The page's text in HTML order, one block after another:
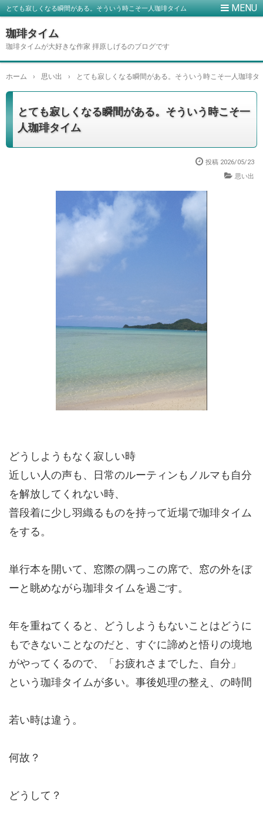
とても寂しくなる瞬間がある。そういう時こそ一人珈琲タイム
珈琲タイム
珈琲タイムが大好きな作家 拝原しげるのブログです
ホーム › 思い出 › とても寂しくなる瞬間がある。そういう時こそ一人珈琲タ
とても寂しくなる瞬間がある。そういう時こそ一
人珈琲タイム
投稿 2026/05/23
思い出
どうしようもなく寂しい時
近しい人の声も、日常のルーティンもノルマも自分
を解放してくれない時、
普段着に少し羽織るものを持って近場で珈琲タイム
をする。
単行本を開いて、窓際の隅っこの席で、窓の外をぼ
ーと眺めながら珈琲タイムを過ごす。
年を重ねてくると、どうしようもないことはどうに
もできないことなのだと、すぐに諦めと悟りの境地
がやってくるので、「お疲れさまでした、自分」
という珈琲タイムが多い。事後処理の整え、の時間
若い時は違う。
何故？
どうして？